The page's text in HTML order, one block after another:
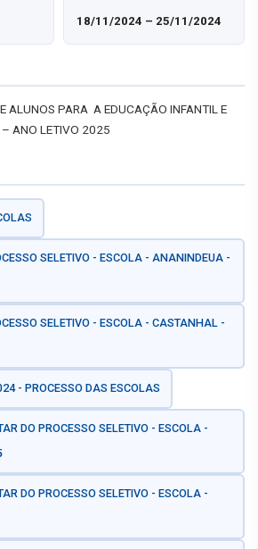
18/11/2024 – 25/11/2024
ALUNOS PARA  A EDUCAÇÃO INFANTIL E
– ANO LETIVO 2025
SELETIVO - ESCOLA - ANANINDEUA -
SELETIVO - ESCOLA - CASTANHAL -
- PROCESSO DAS ESCOLAS
DO PROCESSO SELETIVO - ESCOLA -
DO PROCESSO SELETIVO - ESCOLA -